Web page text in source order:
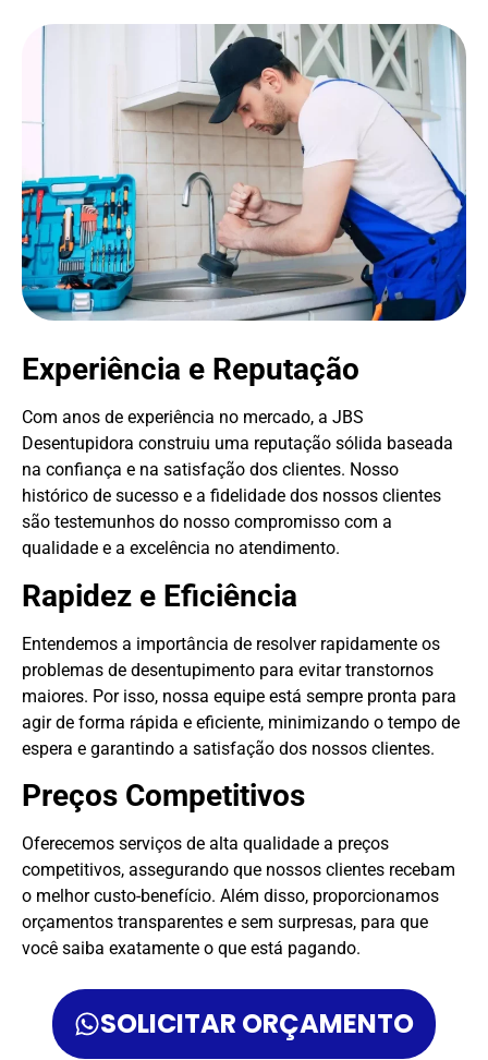
Experiência e Reputação
Com anos de experiência no mercado, a JBS
Desentupidora construiu uma reputação sólida baseada
na confiança e na satisfação dos clientes. Nosso
histórico de sucesso e a fidelidade dos nossos clientes
são testemunhos do nosso compromisso com a
qualidade e a excelência no atendimento.
Rapidez e Eficiência
Entendemos a importância de resolver rapidamente os
problemas de desentupimento para evitar transtornos
maiores. Por isso, nossa equipe está sempre pronta para
agir de forma rápida e eficiente, minimizando o tempo de
espera e garantindo a satisfação dos nossos clientes.
Preços Competitivos
Oferecemos serviços de alta qualidade a preços
competitivos, assegurando que nossos clientes recebam
o melhor custo-benefício. Além disso, proporcionamos
orçamentos transparentes e sem surpresas, para que
você saiba exatamente o que está pagando.
SOLICITAR ORÇAMENTO